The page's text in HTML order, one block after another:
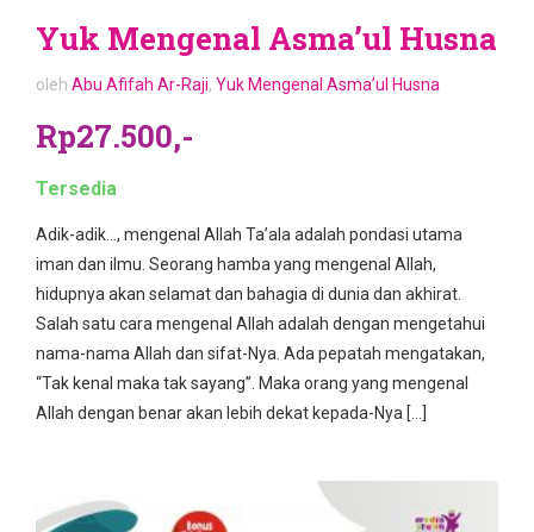
Yuk Mengenal Asma’ul Husna
oleh Abu Afifah Ar-Raji, Yuk Mengenal Asma’ul Husna
Rp27.500,-
Tersedia
Adik-adik…, mengenal Allah Ta’ala adalah pondasi utama
iman dan ilmu. Seorang hamba yang mengenal Allah,
hidupnya akan selamat dan bahagia di dunia dan akhirat.
Salah satu cara mengenal Allah adalah dengan mengetahui
nama-nama Allah dan sifat-Nya. Ada pepatah mengatakan,
“Tak kenal maka tak sayang”. Maka orang yang mengenal
Allah dengan benar akan lebih dekat kepada-Nya […]